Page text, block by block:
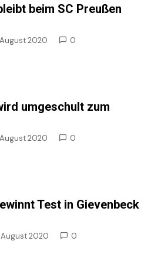
beim SC Preußen
August 2020 0
umgeschult zum
August 2020 0
Test in Gievenbeck
August 2020 0